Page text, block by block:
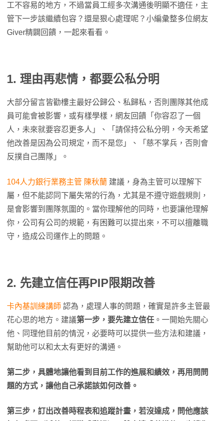
工不容易的地方，不過當員工經多次溝通後明顯不適任，主
管下一步該繼續包容？還是狠心處理呢？小編彙整多位網友
Giver精闢回饋，一起來看看。
1. 理由再悲情，都要公私分明
大部分留言皆勸樓主最好公歸公、私歸私，否則團隊其他成
員可能會被影響，或有樣學樣，網友回饋「你容忍了一個
人，未來就要容忍更多人」、「請保持公私分明，今天希望
他改善是因為公司規定，而不是您」、「慈不掌兵，否則會
反撲自己團隊」。
104人力銀行業務主管 陳秋蘭 建議，身為主管可以理解下
屬，但不能認同下屬失常的行為，尤其是不遵守遊戲規則，
是會影響到團隊氛圍的。當你理解他的同時，也要讓他理解
你，公司有公司的規範，有困難可以提出來，不可以擅離職
守，造成公司運作上的問題。
2. 先建立信任再PIP限期改善
卡內基訓練講師 認為，處理人事的問題，確實是許多主管最
花心思的地方。建議第一步，要先建立信任 。一開始先關心
他、同理他目前的情況，必要時可以提供一些方法和建議，
幫助他可以和太太有更好的溝通。
第二步，具體地讓他看到目前工作的進展和績效，再用問問
題的方式，讓他自己承諾該如何改善。
第三步，訂出改善時程表和追蹤計畫，若沒達成，問他應該